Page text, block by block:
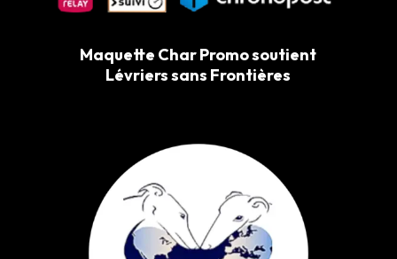
Maquette Char Promo soutient
Lévriers sans Frontières